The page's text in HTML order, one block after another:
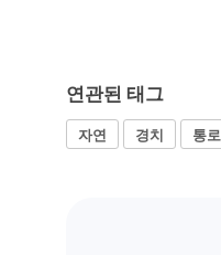
연관된 태그
자연 경치 통로